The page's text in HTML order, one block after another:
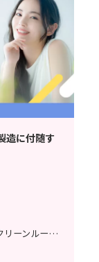
造に付随す
軽作業、検査、マシンオペレーター、クリーンルーム、品質管理、座り作業、立ち作業、事務関連